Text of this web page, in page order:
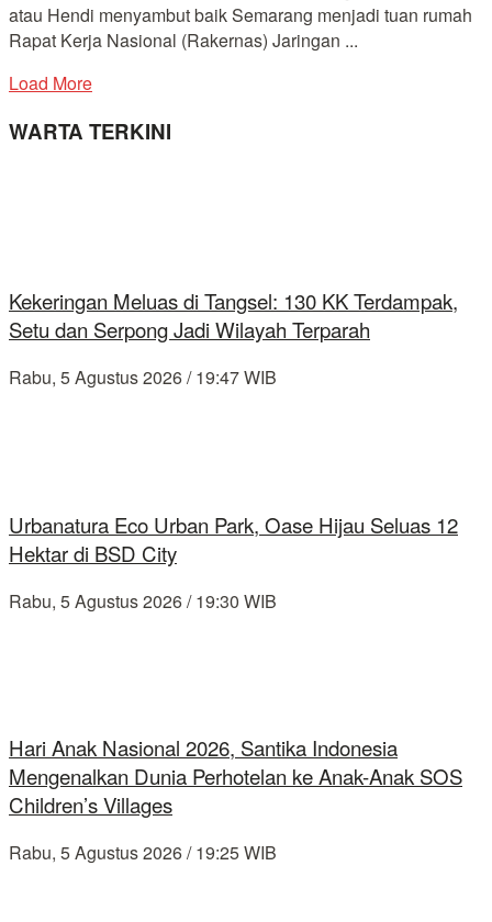
atau Hendi menyambut baik Semarang menjadi tuan rumah
Rapat Kerja Nasional (Rakernas) Jaringan ...
Load More
WARTA TERKINI
Kekeringan Meluas di Tangsel: 130 KK Terdampak,
Setu dan Serpong Jadi Wilayah Terparah
Rabu, 5 Agustus 2026 / 19:47 WIB
Urbanatura Eco Urban Park, Oase Hijau Seluas 12
Hektar di BSD City
Rabu, 5 Agustus 2026 / 19:30 WIB
Hari Anak Nasional 2026, Santika Indonesia
Mengenalkan Dunia Perhotelan ke Anak-Anak SOS
Children’s Villages
Rabu, 5 Agustus 2026 / 19:25 WIB